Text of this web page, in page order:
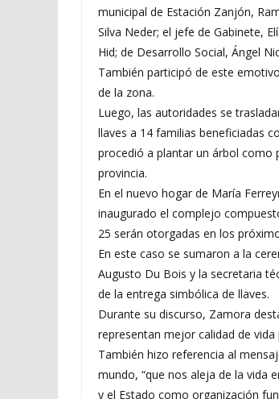
municipal de Estación Zanjón,
Silva Neder; el jefe de Gabinete,
Hid; de Desarrollo Social, Ángel
También participó de este
de la zona.
Luego, las autoridades se
llaves a 14 familias beneficiadas
procedió a plantar un árbol como
provincia.
En el nuevo hogar de María
inaugurado el complejo
25 serán otorgadas en los
En este caso se sumaron a la
Augusto Du Bois y la secretaria
de la entrega simbólica de llaves.
Durante su discurso, Zamora
representan mejor calidad de
También hizo referencia al
mundo, “que nos aleja de la vida
y el Estado como organización